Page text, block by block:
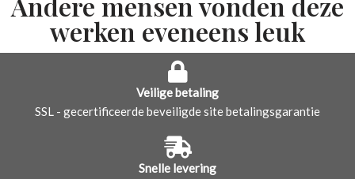
werken eveneens leuk
Veilige betaling
SSL - gecertificeerde beveiligde site betalingsgarantie
Snelle levering